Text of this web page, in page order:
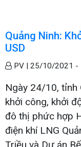
Quảng Ninh:
USD
PV | 25/10/2021 -
Ngày 24/10, tỉnh
khởi công, khởi
đô thị phức hợp
điện khí LNG
Triều và Dự án